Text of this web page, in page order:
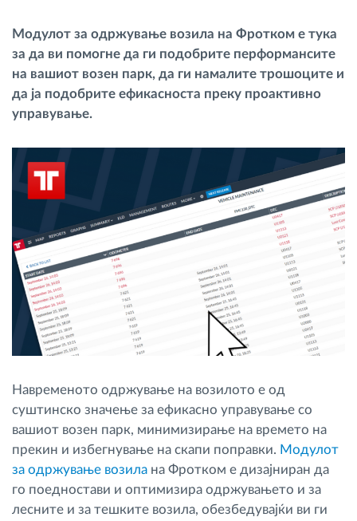
Планирање и следење на рутите
Автоматска идентификација на возачите
Откријте ги сите можности
Како ја решаваме
Калкулатор за заштеди
Модулот за одржување возила на Фротком е тука
за да ви помогне да ги подобрите перформансите
на вашиот возен парк, да ги намалите трошоците и
да ја подобрите ефикасноста преку проактивно
управување.
Навременото одржување на возилото е од
суштинско значење за ефикасно управување со
вашиот возен парк, минимизирање на времето на
прекин и избегнување на скапи поправки. Модулот
за одржување возила на Фротком е дизајниран да
го поедностави и оптимизира одржувањето и за
лесните и за тешките возила, обезбедувајќи ви ги